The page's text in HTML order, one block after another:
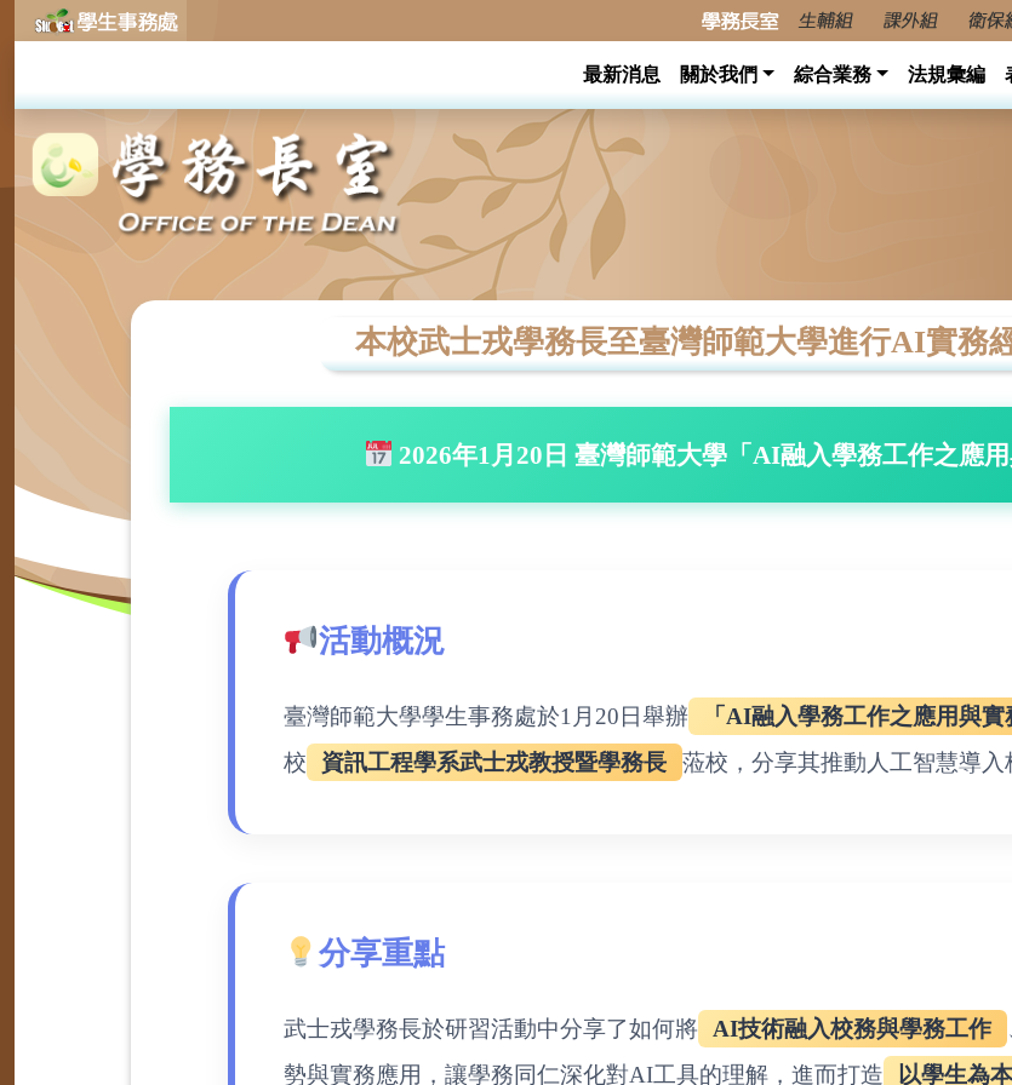
最新消息 關於我們 綜合業務 法規彙編
本校武士戎學務長至臺灣師範大學進行AI實務
2026年1月20日 臺灣師範大學「AI融入學務工作之應
活動概況
臺灣師範大學學生事務處於1月20日舉辦 「AI融入學務工作之應用與實
校
資訊工程學系武士戎教授暨學務長 蒞校，分享其推動人工智慧導入
分享重點
武士戎學務長於研習活動中分享了如何將 AI技術融入校務與學務工作
勢與實務應用，讓學務同仁深化對AI工具的理解，進而打造
以學生為